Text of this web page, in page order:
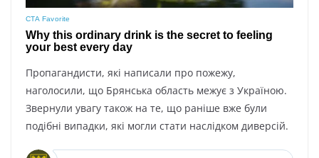
Пропагандисти, які написали про пожежу,
наголосили, що Брянська область межує з Україною.
Звернули увагу також на те, що раніше вже були
подібні випадки, які могли стати наслідком диверсій.